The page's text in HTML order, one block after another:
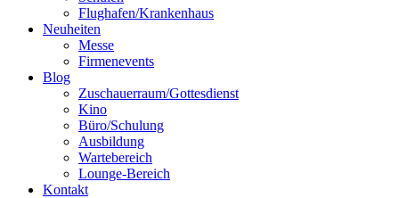
Flughafen/Krankenhaus
Neuheiten
Messe
Firmenevents
Blog
Zuschauerraum/Gottesdienst
Kino
Büro/Schulung
Ausbildung
Wartebereich
Lounge-Bereich
Kontakt